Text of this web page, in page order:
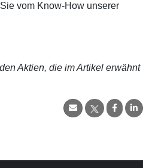
vom Know-How unserer
Aktien, die im Artikel erwähnt